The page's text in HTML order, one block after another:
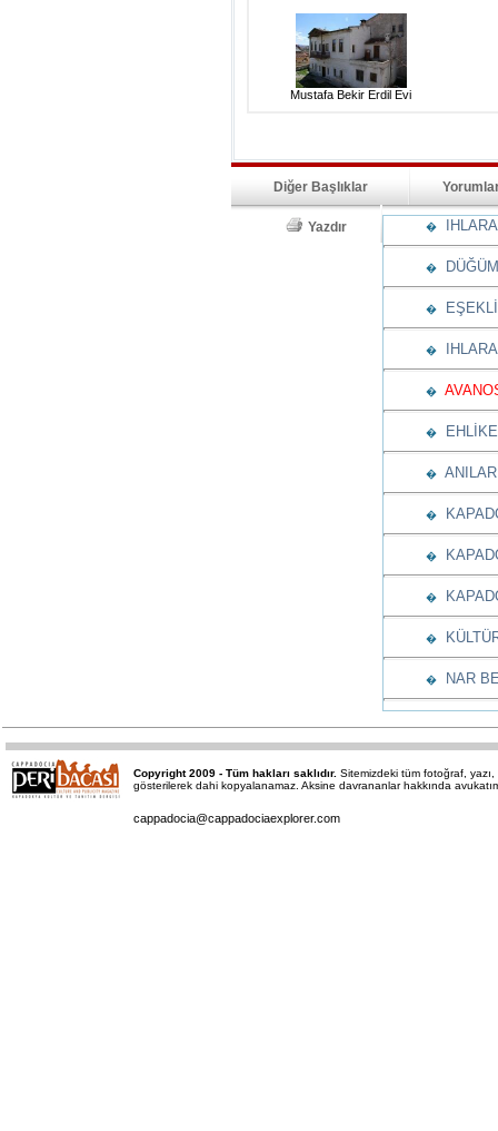
Mustafa Bekir Erdil Evi
Diğer Başlıklar
Yazdır �
�
�
�
�
�
�
�
�
�
�
� NAR
Copyright 2009 - Tüm hakları saklıdır. Sitemizdeki tüm fotoğraf,
gösterilerek dahi kopyalanamaz. Aksine davrananlar hakkında
cappadocia@cappadociaexplorer.com